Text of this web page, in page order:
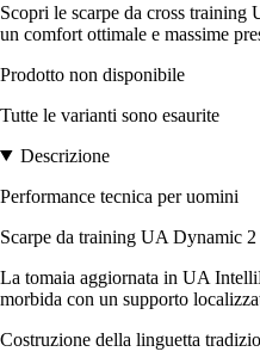
Scopri le scarpe da cross
un comfort ottimale e massime
Prodotto non disponibile
Tutte le varianti sono esaurite
Descrizione
Performance tecnica per uomini
Scarpe da training UA Dynamic
La tomaia aggiornata in UA
morbida con un supporto
Costruzione della linguetta